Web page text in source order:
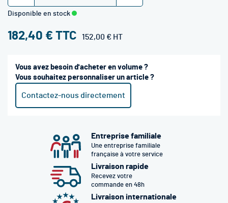
182,40 € 152,00 €
Disponible en stock
Vous avez besoin d'acheter en volume ?
Vous souhaitez personnaliser un article ?
Contactez-nous directement
Entreprise familiale
Une entreprise familiale
française à votre service
Livraison rapide
Recevez votre
commande en 48h
Livraison internationale